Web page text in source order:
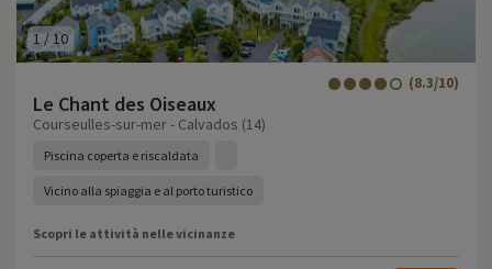
1 / 10
Le Chant des Oiseaux
(8.3/10)
Courseulles-sur-mer - Calvados (14)
Piscina coperta e riscaldata
Vicino alla spiaggia e al porto turistico
Scopri le attività nelle vicinanze